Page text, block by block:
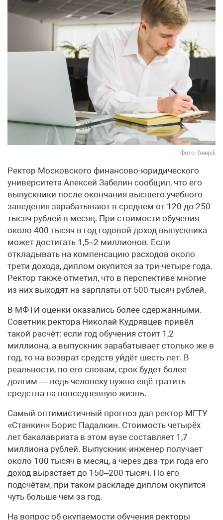
Фото: freepik
Ректор Московского финансово-юридического
университета Алексей Забелин сообщил, что его
выпускники после окончания высшего учебного
заведения зарабатывают в среднем от 120 до 250
тысяч рублей в месяц. При стоимости обучения
около 400 тысяч в год годовой доход выпускника
может достигать 1,5–2 миллионов. Если
откладывать на компенсацию расходов около
трети дохода, диплом окупится за три-четыре года.
Ректор также отметил, что в перспективе многие
из них выходят на зарплаты от 500 тысяч рублей.
В МФТИ оценки оказались более сдержанными.
Советник ректора Николай Кудрявцев привёл
такой расчёт: если год обучения стоит 1,2
миллиона, а выпускник зарабатывает столько же в
год, то на возврат средств уйдёт шесть лет. В
реальности, по его словам, срок будет более
долгим — ведь человеку нужно ещё тратить
средства на повседневную жизнь.
Самый оптимистичный прогноз дал ректор МГТУ
«Станкин» Борис Падалкин. Стоимость четырёх
лет бакалавриата в этом вузе составляет 1,7
миллиона рублей. Выпускник-инженер получает
около 100 тысяч в месяц, а через два-три года его
доход вырастает до 150–200 тысяч. По его
подсчётам, при таком раскладе диплом окупится
чуть больше чем за год.
На вопрос об окупаемости обучения ректоры